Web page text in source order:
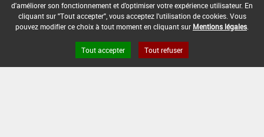
INTERVALLE MINIMUM ENTRE APPLICATIONS :
-
DATE DE RETRAIT DE L'USAGE :
d'améliorer son fonctionnement et d'optimiser votre expérience utilisateur. En
cliquant sur "Tout accepter", vous acceptez l'utilisation de cookies. Vous
pouvez modifier ce choix à tout moment en cliquant sur Mentions légales
Tout accepter Tout refuser